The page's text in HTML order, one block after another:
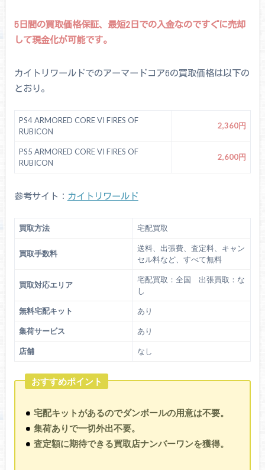
5日間の買取価格保証、最短2日での入金なのですぐに売却
して現金化が可能です。
カイトリワールドでのアーマードコア6の買取価格は以下の
とおり。
PS4 ARMORED CORE VI FIRES OF
RUBICON
2,360円
PS5 ARMORED CORE VI FIRES OF
RUBICON
2,600円
参考サイト： カイトリワールド
買取方法 宅配買取
買取手数料
送料、出張費、査定料、キャン
セル料など、すべて無料
買取対応エリア
宅配買取：全国 出張買取：な
し
無料宅配キット あり
集荷サービス あり
店舗 なし
おすすめポイント
宅配キットがあるのでダンボールの用意は不要。
集荷ありで一切外出不要。
査定額に期待できる買取店ナンバーワンを獲得。